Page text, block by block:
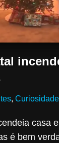
,
casa
é bem